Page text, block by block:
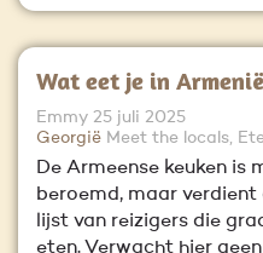
Wat eet je in
Emmy 25 juli 2025
Georgië Meet the locals,
De Armeense keuken is
beroemd, maar
lijst van reizigers die
eten. Verwacht hier